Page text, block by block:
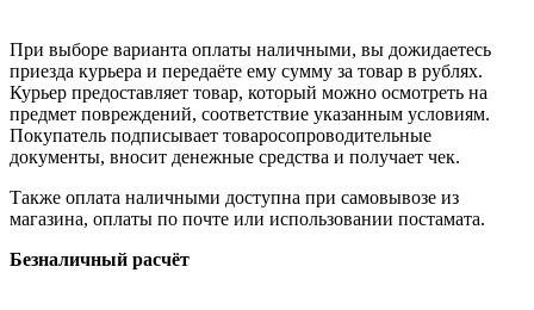
При выборе варианта оплаты наличными, вы дожидаетесь
приезда курьера и передаёте ему сумму за товар в рублях.
Курьер предоставляет товар, который можно осмотреть на
предмет повреждений, соответствие указанным условиям.
Покупатель подписывает товаросопроводительные
документы, вносит денежные средства и получает чек.
Также оплата наличными доступна при самовывозе из
магазина, оплаты по почте или использовании постамата.
Безналичный расчёт